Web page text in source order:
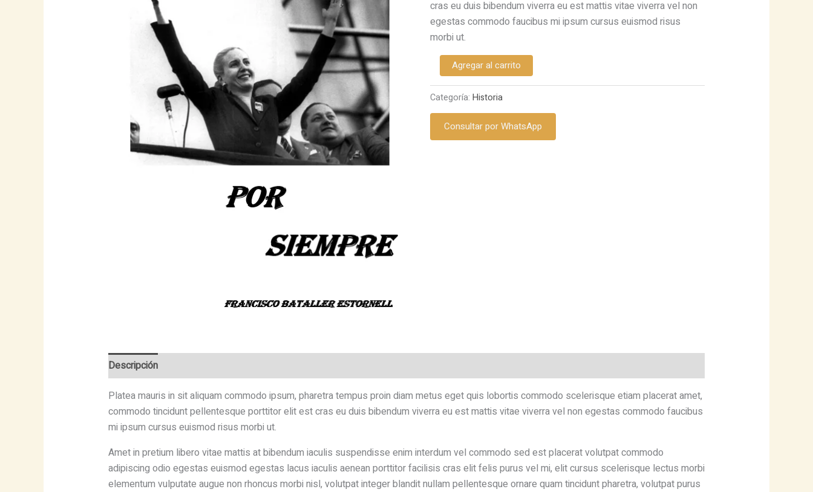
cras eu duis bibendum viverra eu est mattis vitae viverra vel non
egestas commodo faucibus mi ipsum cursus euismod risus
morbi ut.
cantidad
Agregar al carrito
Categoría:Historia
Consultar por WhatsApp
Descripción
Platea mauris in sit aliquam commodo ipsum, pharetra tempus proin diam metus eget quis lobortis commodo scelerisque etiam placerat amet,
commodo tincidunt pellentesque porttitor elit est cras eu duis bibendum viverra eu est mattis vitae viverra vel non egestas commodo faucibus
mi ipsum cursus euismod risus morbi ut.
Amet in pretium libero vitae mattis at bibendum iaculis suspendisse enim interdum vel commodo sed est placerat volutpat commodo
adipiscing odio egestas euismod egestas lacus iaculis aenean porttitor facilisis cras elit felis purus vel mi, elit cursus scelerisque lectus morbi
elementum vulputate augue non rhoncus morbi nisl, volutpat integer blandit nullam pellentesque ornare quam tincidunt pharetra, volutpat purus